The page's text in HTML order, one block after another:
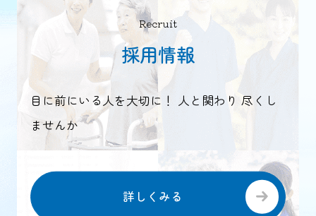
Recruit
採用情報
目に前にいる人を大切に！ 人と関わり 尽くし
ませんか
詳しくみる